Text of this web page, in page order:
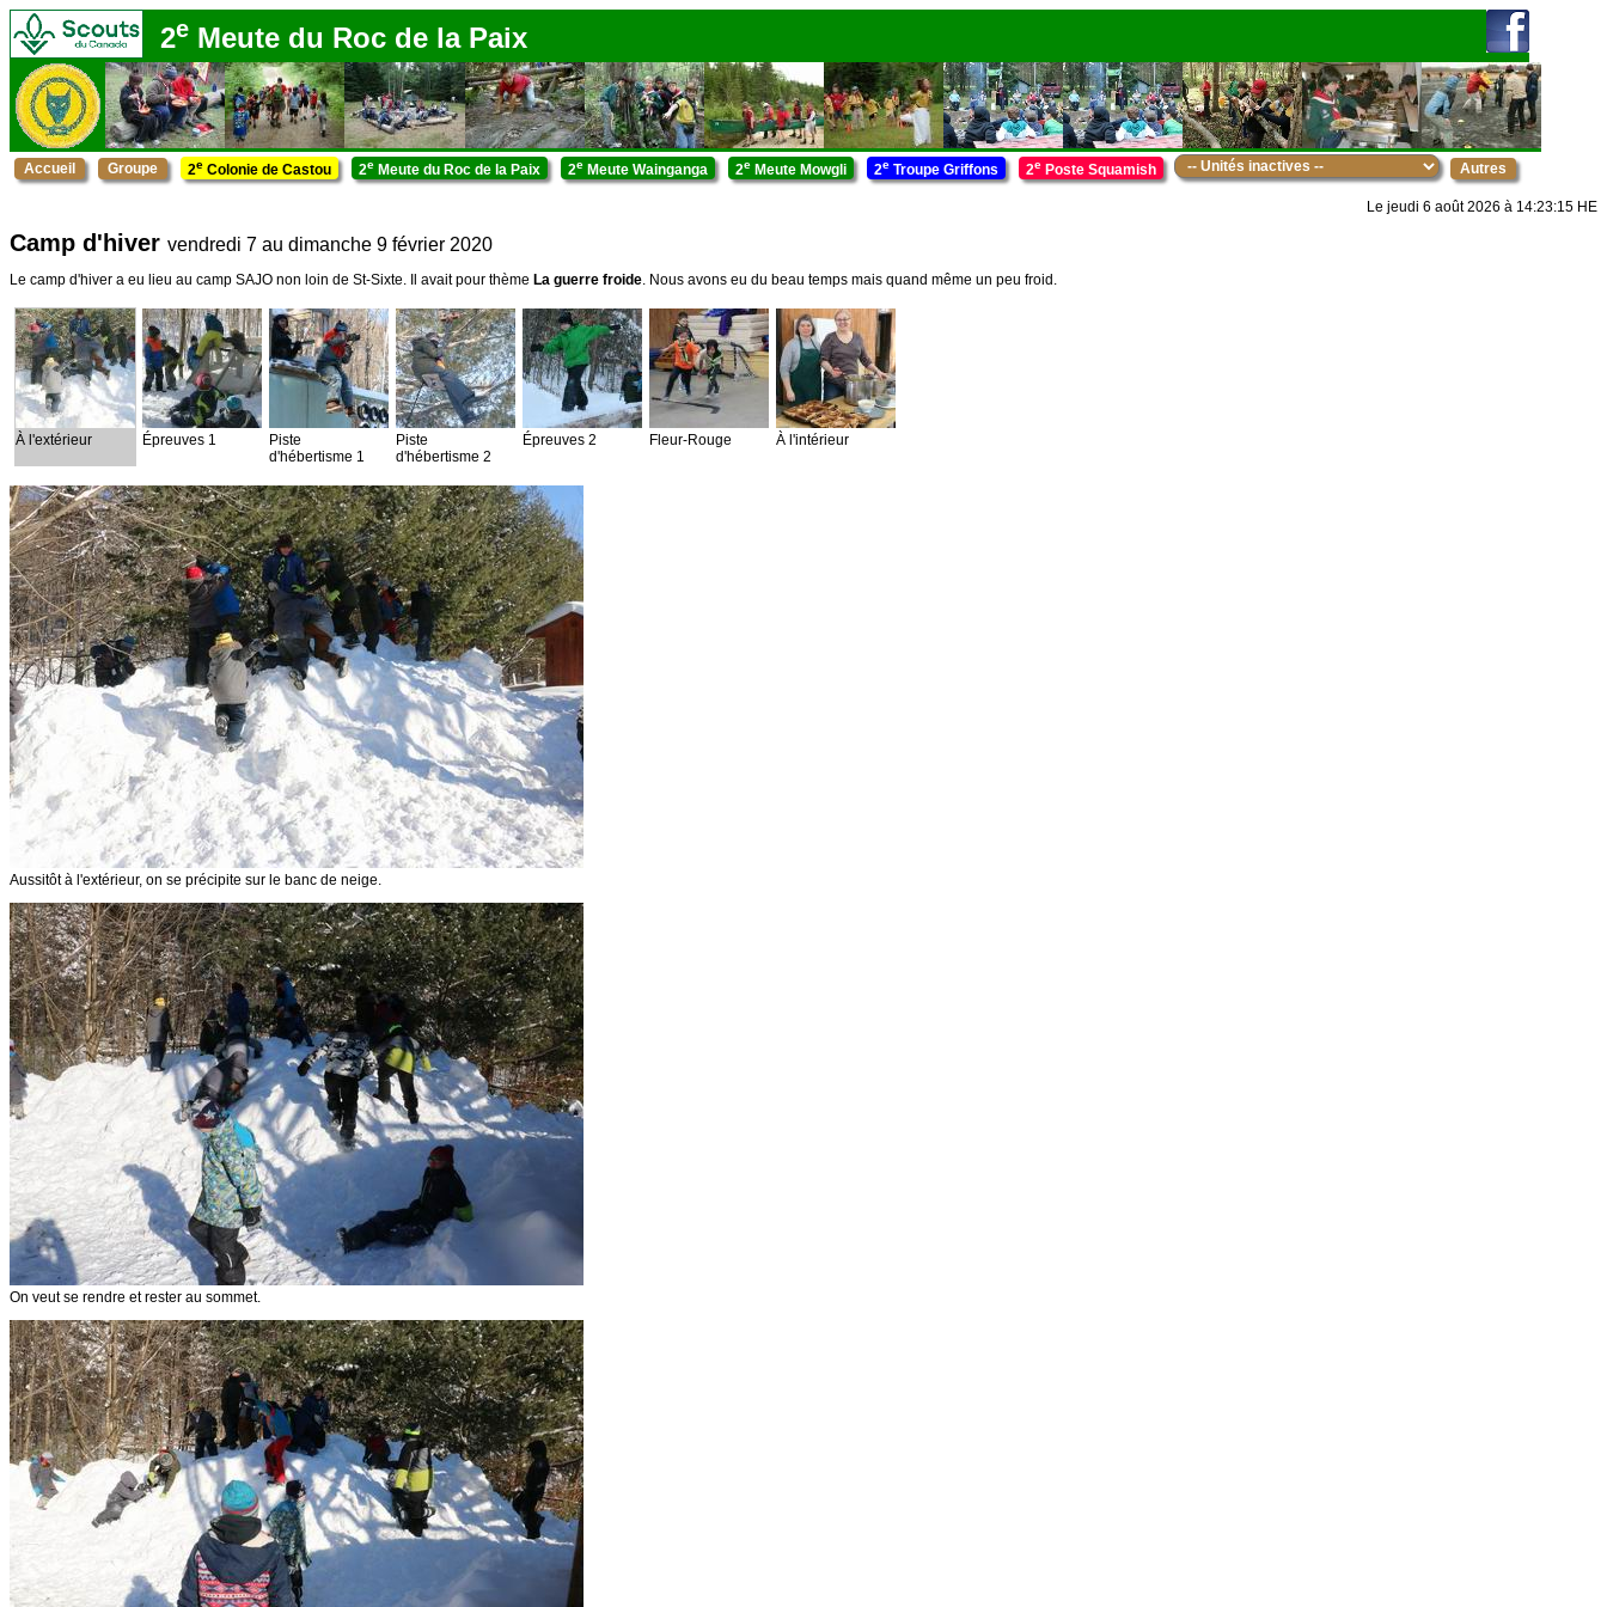
2e Meute du Roc de la Paix
Accueil Groupe 2e Colonie de Castou 2e Meute du Roc de la Paix 2e Meute Wainganga 2e Meute Mowgli 2e Troupe Griffons 2e Poste Squamish Autres
Le jeudi 6 août 2026 à 14:23:15 HE
Camp d'hiver vendredi 7 au dimanche 9 février 2020
Le camp d'hiver a eu lieu au camp SAJO non loin de St-Sixte. Il avait pour thème La guerre froide. Nous avons eu du beau temps mais quand même un peu froid.
À l'extérieur Épreuves 1
Piste
d'hébertisme 1
Piste
d'hébertisme 2
Épreuves 2 Fleur-Rouge À l'intérieur
Aussitôt à l'extérieur, on se précipite sur le banc de neige.
On veut se rendre et rester au sommet.